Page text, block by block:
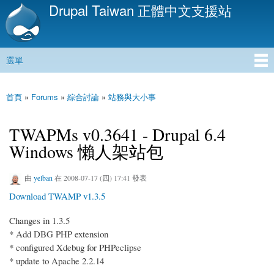
移
內
Drupal Taiwan 正體中文支援站
主選單
選單
您在這裡
首頁 » Forums » 綜合討論 » 站務與大小事
TWAPMs v0.3641 - Drupal 6.4
Windows 懶人架站包
由 yelban 在 2008-07-17 (四) 17:41 發表
Download TWAMP v1.3.5
Changes in 1.3.5
* Add DBG PHP extension
* configured Xdebug for PHPeclipse
* update to Apache 2.2.14